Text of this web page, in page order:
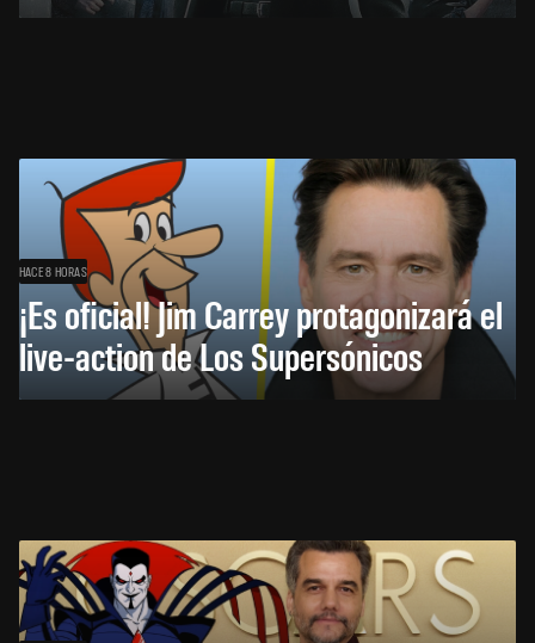
HACE 8 HORAS
¡Es oficial! Jim Carrey protagonizará el
live-action de Los Supersónicos